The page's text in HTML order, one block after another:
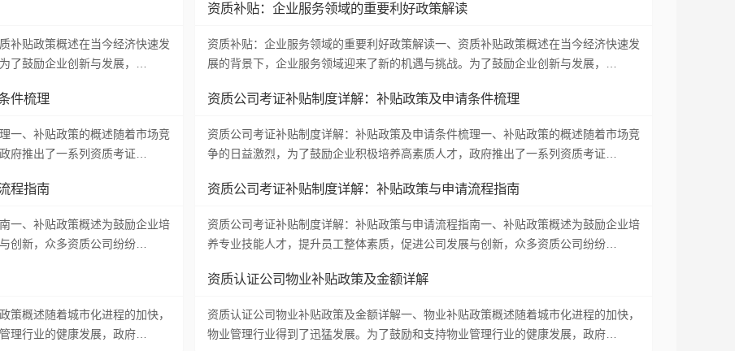
补贴政策概述在当今经济快速发
了鼓励企业创新与发展，…
件梳理
一、补贴政策的概述随着市场竞
府推出了一系列资质考证…
程指南
一、补贴政策概述为鼓励企业培
创新，众多资质公司纷纷…
策概述随着城市化进程的加快，
理行业的健康发展，政府…
资质补贴：企业服务领域的重要利好政策解读
资质补贴：企业服务领域的重要利好政策解读一、资质补贴政策概述在当今经济快速发
展的背景下，企业服务领域迎来了新的机遇与挑战。为了鼓励企业创新与发展，…
资质公司考证补贴制度详解：补贴政策及申请条件梳理
资质公司考证补贴制度详解：补贴政策及申请条件梳理一、补贴政策的概述随着市场竞
争的日益激烈，为了鼓励企业积极培养高素质人才，政府推出了一系列资质考证…
资质公司考证补贴制度详解：补贴政策与申请流程指南
资质公司考证补贴制度详解：补贴政策与申请流程指南一、补贴政策概述为鼓励企业培
养专业技能人才，提升员工整体素质，促进公司发展与创新，众多资质公司纷纷…
资质认证公司物业补贴政策及金额详解
资质认证公司物业补贴政策及金额详解一、物业补贴政策概述随着城市化进程的加快，
物业管理行业得到了迅猛发展。为了鼓励和支持物业管理行业的健康发展，政府…